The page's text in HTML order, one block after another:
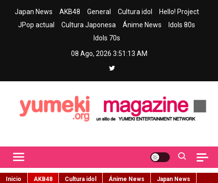
Japan News AKB48 General Cultura idol
Hello! Project
JPop actual
Cultura Japonesa Ánime News
Idols 80s
Idols 70s
08 Ago, 2026 3:51:14 AM
Inicio AKB48 Cultura idol Ánime News
Japan News